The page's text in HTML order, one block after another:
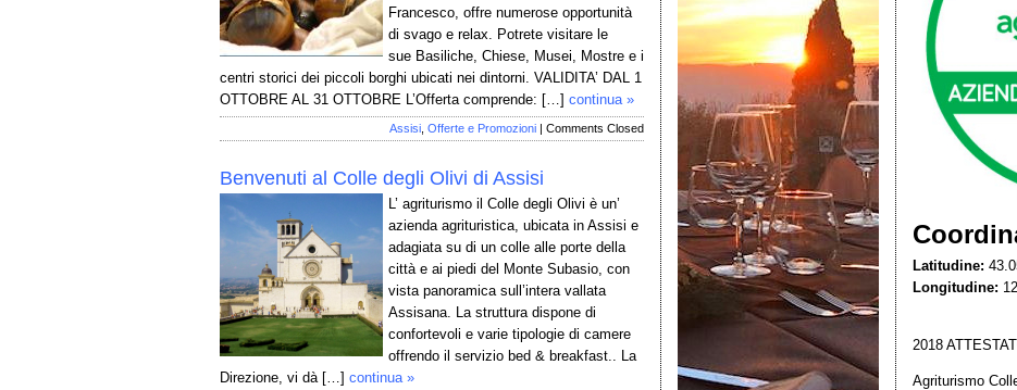
Francesco, offre numerose opportunità
di svago e relax. Potrete visitare le
sue Basiliche, Chiese, Musei, Mostre e i
centri storici dei piccoli borghi ubicati nei dintorni. VALIDITA’ DAL 1
OTTOBRE AL 31 OTTOBRE L’Offerta comprende: […] continua »
Assisi Offerte e Promozioni | Comments Closed
Benvenuti al Colle degli Olivi di Assisi
L’ agriturismo il Colle degli Olivi è un’
azienda agrituristica, ubicata in Assisi e
adagiata su di un colle alle porte della
città e ai piedi del Monte Subasio, con
vista panoramica sull’intera vallata
Assisana. La struttura dispone di
confortevoli e varie tipologie di camere
offrendo il servizio bed & breakfast.. La
Direzione, vi dà […] continua »
Latitudine:
Longitudine:
2018
Agriturismo